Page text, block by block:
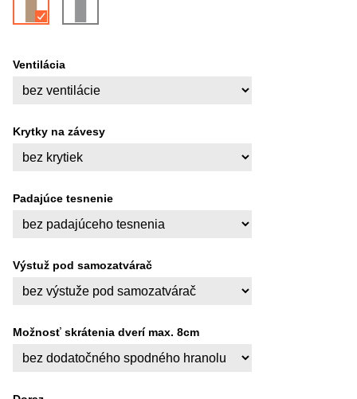
Ventilácia
Krytky na závesy
Padajúce tesnenie
Výstuž pod samozatvárač
Možnosť skrátenia dverí max. 8cm